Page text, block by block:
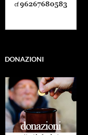
DONAZIONI